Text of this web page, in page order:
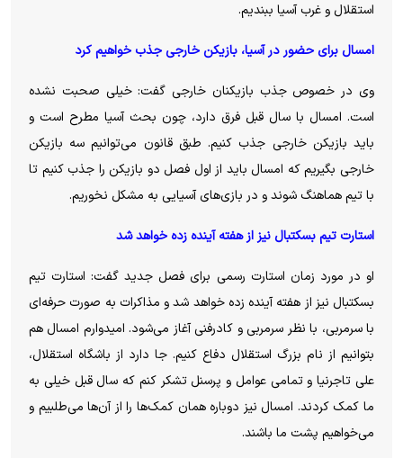
استقلال و غرب آسیا ببندیم.
امسال برای حضور در آسیا، بازیکن خارجی جذب خواهیم کرد
وی در خصوص جذب بازیکنان خارجی گفت: خیلی صحبت نشده
است. امسال با سال قبل فرق دارد، چون بحث آسیا مطرح است و
باید بازیکن خارجی جذب کنیم. طبق قانون می‌توانیم سه بازیکن
خارجی بگیریم که امسال باید از اول فصل دو بازیکن را جذب کنیم تا
با تیم هماهنگ شوند و در بازی‌های آسیایی به مشکل نخوریم.
استارت تیم بسکتبال نیز از هفته آینده زده خواهد شد
او در مورد زمان استارت رسمی برای فصل جدید گفت: استارت تیم
بسکتبال نیز از هفته آینده زده خواهد شد و مذاکرات به صورت حرفه‌ای
با سرمربی، با نظر سرمربی و کادرفنی آغاز می‌شود. امیدوارم امسال هم
بتوانیم از نام بزرگ استقلال دفاع کنیم. جا دارد از باشگاه استقلال،
علی تاجرنیا و تمامی عوامل و پرسنل تشکر کنم که سال قبل خیلی به
ما کمک کردند. امسال نیز دوباره همان کمک‌ها را از آن‌ها می‌طلبیم و
می‌خواهیم پشت ما باشند.